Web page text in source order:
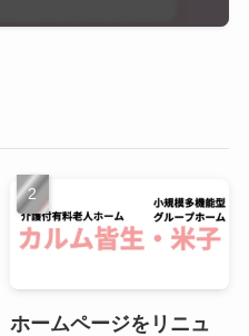
ホームページをリニュ